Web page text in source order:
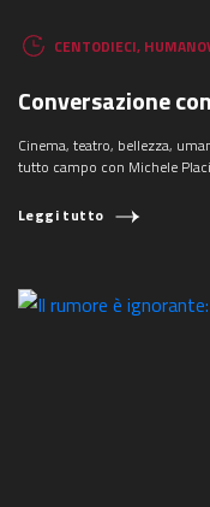
CENTODIECI,
Conversazione
Cinema, teatro, bellezza,
tutto campo con Michele
Leggi tutto